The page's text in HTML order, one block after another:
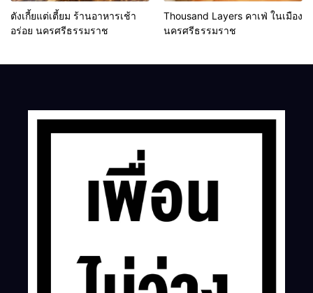
ตังเกี้ยแต่เตี้ยม ร้านอาหารเช้า
อร่อย นครศรีธรรมราช
Thousand Layers คาเฟ่ ในเมือง
นครศรีธรรมราช